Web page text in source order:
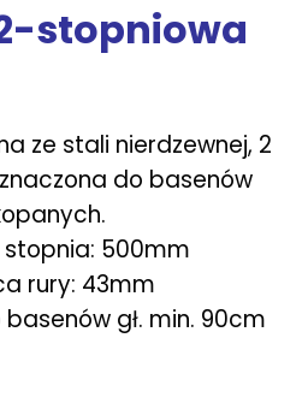
2-stopniowa
ze stali nierdzewnej, 2
do basenów
stopnia: 500mm
rury: 43mm
gł. min. 90cm